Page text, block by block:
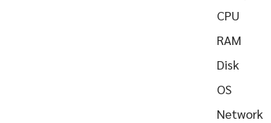
CPU
RAM
Disk
OS
Network